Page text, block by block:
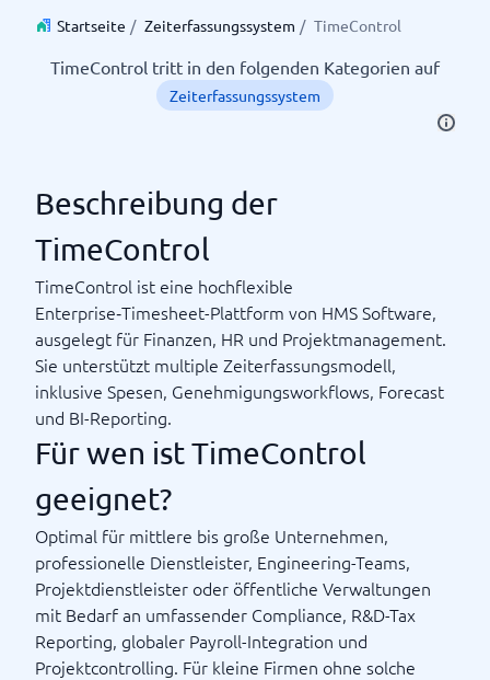
Startseite / Zeiterfassungssystem / TimeControl
TimeControl tritt in den folgenden Kategorien auf
Zeiterfassungssystem
Beschreibung der
TimeControl
TimeControl ist eine hochflexible
Enterprise‑Timesheet-Plattform von HMS Software,
ausgelegt für Finanzen, HR und Projektmanagement.
Sie unterstützt multiple Zeiterfassungsmodell,
inklusive Spesen, Genehmigungsworkflows, Forecast
und BI-Reporting.
Für wen ist TimeControl
geeignet?
Optimal für mittlere bis große Unternehmen,
professionelle Dienstleister, Engineering-Teams,
Projektdienstleister oder öffentliche Verwaltungen
mit Bedarf an umfassender Compliance, R&D-Tax
Reporting, globaler Payroll-Integration und
Projektcontrolling. Für kleine Firmen ohne solche